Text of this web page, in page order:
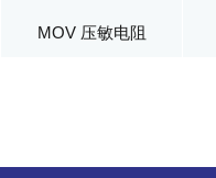
MOV 压敏电阻